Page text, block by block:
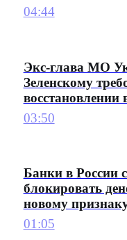
04:44
Экс-глава МО
Зеленскому
восстановлении
03:50
Банки в России
блокировать
новому
01:05